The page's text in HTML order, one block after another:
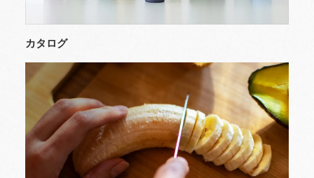
カタログ